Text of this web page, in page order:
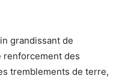
grandissant de
renforcement des
tremblements de terre,